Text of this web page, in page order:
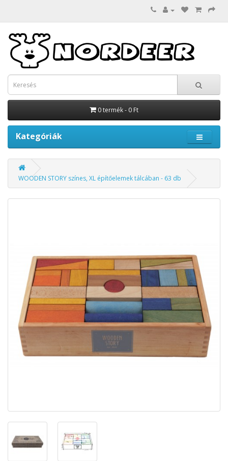
0 termék - 0 Ft
Kategóriák
WOODEN STORY színes, XL építőelemek tálcában - 63 db